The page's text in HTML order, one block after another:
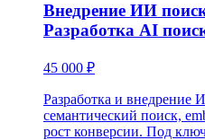
Внедрение ИИ
Разработка AI
45 000 ₽
Разработка и внедрение
семантический поиск,
рост конверсии. Под